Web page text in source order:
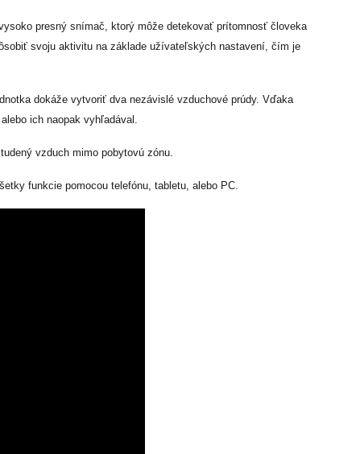
presný snímač, ktorý môže detekovať prítomnosť človeka
svoju aktivitu na základe užívateľských nastavení, čím je
dokáže vytvoriť dva nezávislé vzduchové prúdy. Vďaka
ich naopak vyhľadával.
vzduch mimo pobytovú zónu.
funkcie pomocou telefónu, tabletu, alebo PC.